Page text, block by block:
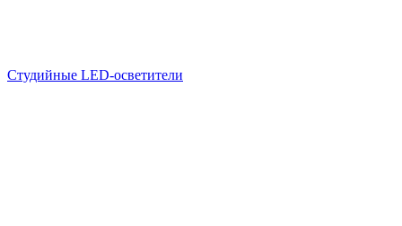
Студийные LED-осветители